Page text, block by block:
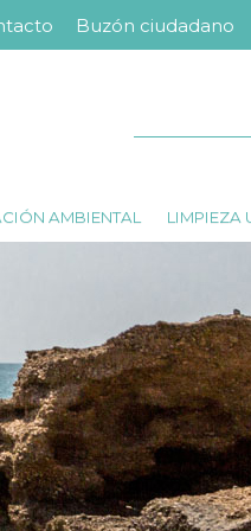
Buzón ciudadano
AMBIENTAL LIMPIEZA